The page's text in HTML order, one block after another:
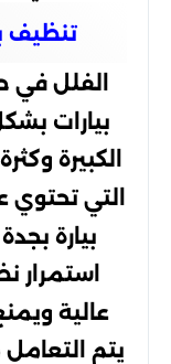
تنظيف
الفلل في
بيارات
الكبيرة
التي
بيارة
استمرار
عالية
يتم التعامل